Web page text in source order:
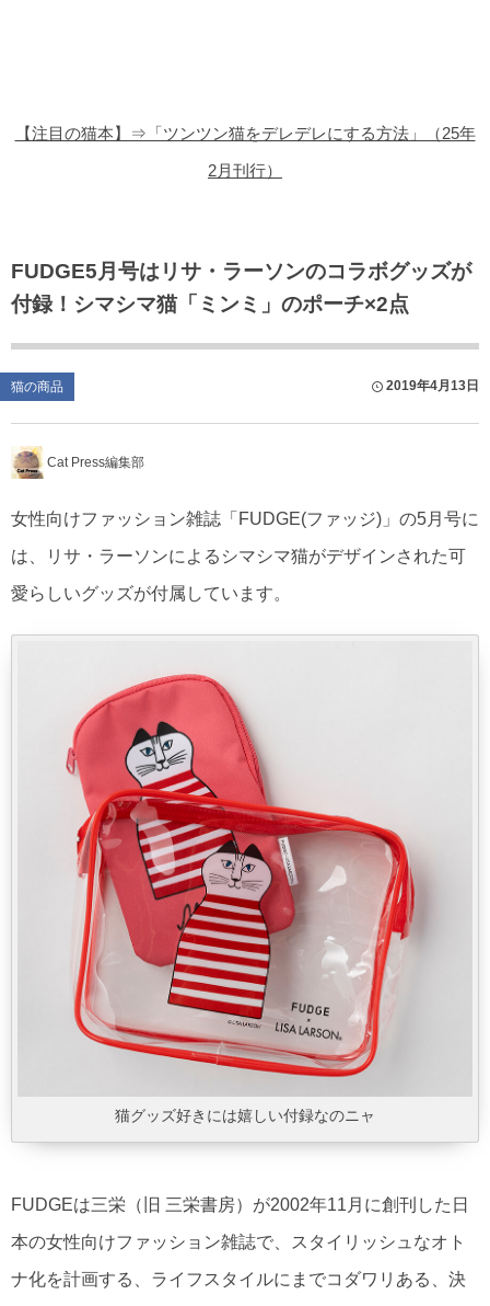
【注目の猫本】⇒「ツンツン猫をデレデレにする方法」（25年
2月刊行）
FUDGE5月号はリサ・ラーソンのコラボグッズが
付録！シマシマ猫「ミンミ」のポーチ×2点
猫の商品 2019年4月13日
Cat Press編集部
女性向けファッション雑誌「FUDGE(ファッジ)」の5月号に
は、リサ・ラーソンによるシマシマ猫がデザインされた可
愛らしいグッズが付属しています。
猫グッズ好きには嬉しい付録なのニャ
FUDGEは三栄（旧 三栄書房）が2002年11月に創刊した日
本の女性向けファッション雑誌で、スタイリッシュなオト
ナ化を計画する、ライフスタイルにまでコダワリある、決
猫のゲーム・アプリ
猫のフリー写真素材